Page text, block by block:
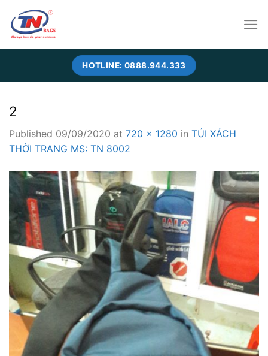
content
HOTLINE: 0888.944.333
2
Published 09/09/2020 at 720 × 1280 in TÚI XÁCH
THỜI TRANG MS: TN 8002